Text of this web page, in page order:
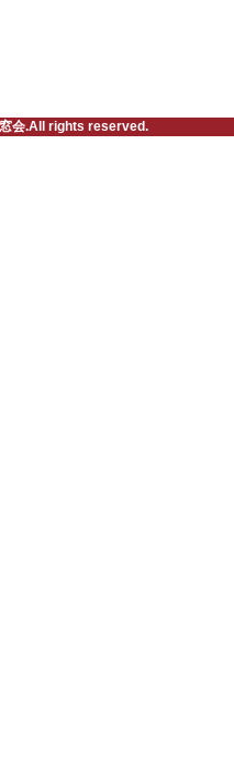
会.All rights reserved.